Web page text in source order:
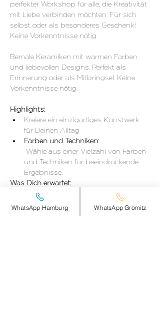
perfekter Workshop für alle, die Kreativität
mit Liebe verbinden möchten. Für sich
selbst oder als besonderes Geschenk!
Keine Vorkenntnisse nötig.
Bemale Keramiken mit warmen Farben
und liebevollen Designs. Perfekt als
Erinnerung oder als Mitbringsel. Keine
Vorkenntnisse nötig.
Highlights:
Kreiere ein einzigartiges Kunstwerk
für Deinen Alltag
Farben und Techniken:
und Techniken für beeindruckende
Ergebnisse.
Was Dich erwartet:
DETAILS hier >
WhatsApp Hamburg WhatsApp Grömitz